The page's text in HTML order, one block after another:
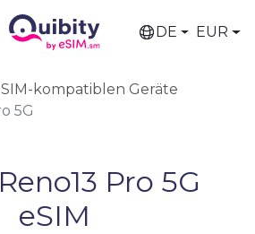
DE EUR
kompatiblen Geräte
5G
Pro 5G
eSIM